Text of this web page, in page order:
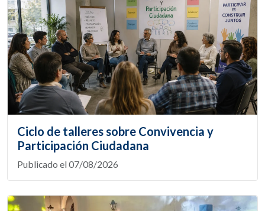
Ciclo de talleres sobre Convivencia y
Participación Ciudadana
Publicado el 07/08/2026